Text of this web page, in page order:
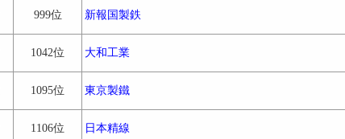
999位 新報国製鉄
1042位 大和工業
1095位 東京製鐵
1106位 日本精線